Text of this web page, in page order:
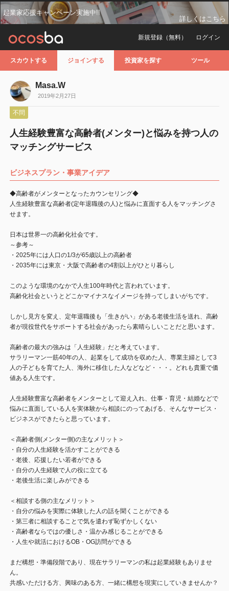
起業家応援キャンペーン実施中!!
詳しくはこちら
ログイン
新規登録（無料）
スカウトする ジョインする 投資家を探す ツール
Masa.W
2019年2月27日
不問
人生経験豊富な高齢者(メンター)と悩みを持つ人の
マッチングサービス
ビジネスプラン・事業アイデア
◆高齢者がメンターとなったカウンセリング◆
人生経験豊富な高齢者(定年退職後の人)と悩みに直面する人をマッチングさ
せます。
日本は世界一の高齢化社会です。
～参考～
・2025年には人口の1/3が65歳以上の高齢者
・2035年には東京・大阪で高齢者の4割以上がひとり暮らし
このような環境のなかで人生100年時代と言われています。
高齢化社会というとどこかマイナスなイメージを持ってしまいがちです。
しかし見方を変え、定年退職後も「生きがい」がある老後生活を送れ、高齢
者が現役世代をサポートする社会があったら素晴らしいことだと思います。
高齢者の最大の強みは「人生経験」だと考えています。
サラリーマン一筋40年の人、起業をして成功を収めた人、専業主婦として3
人の子どもを育てた人、海外に移住した人などなど・・・。どれも貴重で価
値ある人生です。
人生経験豊富な高齢者をメンターとして迎え入れ、仕事・育児・結婚などで
悩みに直面している人を実体験から相談にのってあげる、そんなサービス・
ビジネスができたらと思っています。
＜高齢者側(メンター側)の主なメリット＞
・自分の人生経験を活かすことができる
・老後、応援したい若者ができる
・自分の人生経験で人の役に立てる
・老後生活に楽しみができる
＜相談する側の主なメリット＞
・自分の悩みを実際に体験した人の話を聞くことができる
・第三者に相談することで気を遣わず恥ずかしくない
・高齢者ならではの優しさ・温かみ感じることができる
・人生や就活におけるOB・OG訪問ができる
まだ構想・準備段階であり、現在サラリーマンの私は起業経験もありませ
ん。
共感いただける方、興味のある方、一緒に構想を現実にしていきませんか？